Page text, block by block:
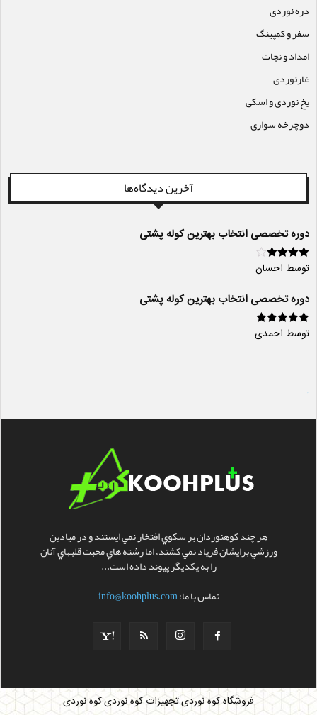
دره نوردی
سفر و کمپینگ
امداد و نجات
غارنوردی
یخ نوردی و اسکی
دوچرخه سواری
آخرین دیدگاه‌ها
دوره تخصصی انتخاب بهترین کوله پشتی
امتیاز 4از
توسط احسان
دوره تخصصی انتخاب بهترین کوله پشتی
امتیاز 5از 5
توسط احمدی
هر چند کوهنوردان بر سکوي افتخار نمي ايستند و در ميادين
ورزشي برايشان فرياد نمي کشند، اما رشته هاي محبت قلبهاي آنان
را به يکديگر پيوند داده است...
تماس با ما:info@koohplus.com
فروشگاه کوه نوردی|تجهیزات کوه نوردی|کوه نوردی